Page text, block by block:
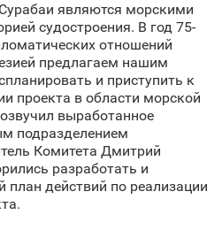
Сурабаи являются морскими
судостроения. В год 75-
отношений
предлагаем нашим
и приступить к
проекта в области морской
выработанное
подразделением
Комитета Дмитрий
разработать и
план действий по реализации